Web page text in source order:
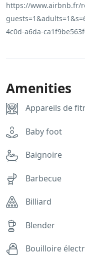
https://www.airbnb.fr/
4c0d-a6da-
Amenities
Appareils de
Baby foot
Baignoire
Barbecue
Billiard
Blender
Bouilloire